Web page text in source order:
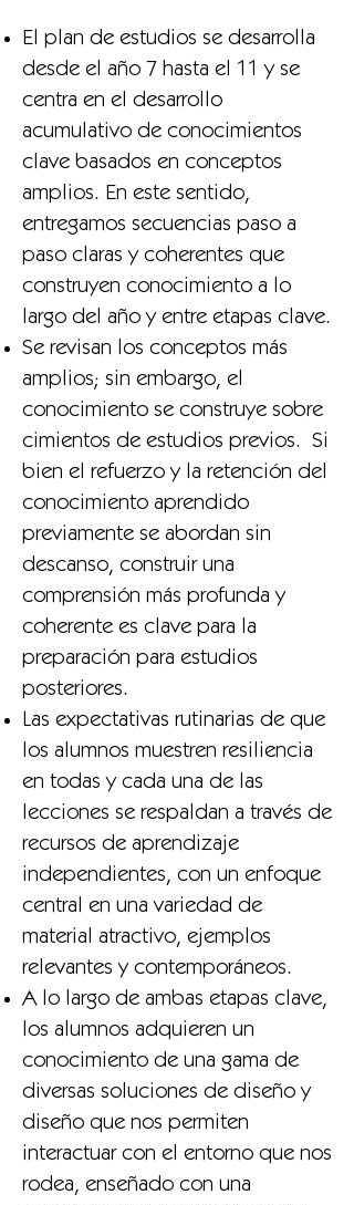
El plan de estudios se desarrolla
desde el año 7 hasta el 11 y se
centra en el desarrollo
acumulativo de conocimientos
clave basados en conceptos
amplios. En este sentido,
entregamos secuencias paso a
paso claras y coherentes que
construyen conocimiento a lo
largo del año y entre etapas clave.
Se revisan los conceptos más
amplios; sin embargo, el
conocimiento se construye sobre
cimientos de estudios previos. Si
bien el refuerzo y la retención del
conocimiento aprendido
previamente se abordan sin
descanso, construir una
comprensión más profunda y
coherente es clave para la
preparación para estudios
posteriores.
Las expectativas rutinarias de que
los alumnos muestren resiliencia
en todas y cada una de las
lecciones se respaldan a través de
recursos de aprendizaje
independientes, con un enfoque
central en una variedad de
material atractivo, ejemplos
relevantes y contemporáneos.
A lo largo de ambas etapas clave,
los alumnos adquieren un
conocimiento de una gama de
diversas soluciones de diseño y
diseño que nos permiten
interactuar con el entorno que nos
rodea, enseñado con una